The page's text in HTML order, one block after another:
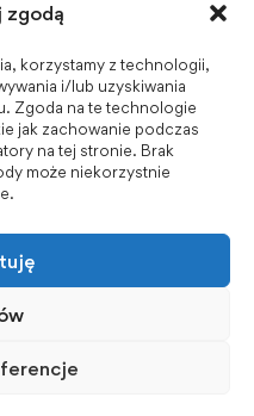
zgodą
korzystamy z technologii,
i/lub uzyskiwania
Zgoda na te technologie
jak zachowanie podczas
na tej stronie. Brak
może niekorzystnie
PWSZ -
w Raciborzu